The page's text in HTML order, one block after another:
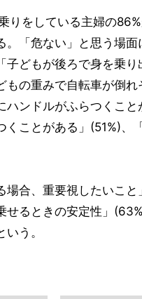
りをしている主婦の
。「危ない」と思う場
子どもが後ろで身を乗
もの重みで自転車が倒
ハンドルがふらつくこ
くことがある」(51%)、
場合、重要視したいこ
せるときの安定性」
う。